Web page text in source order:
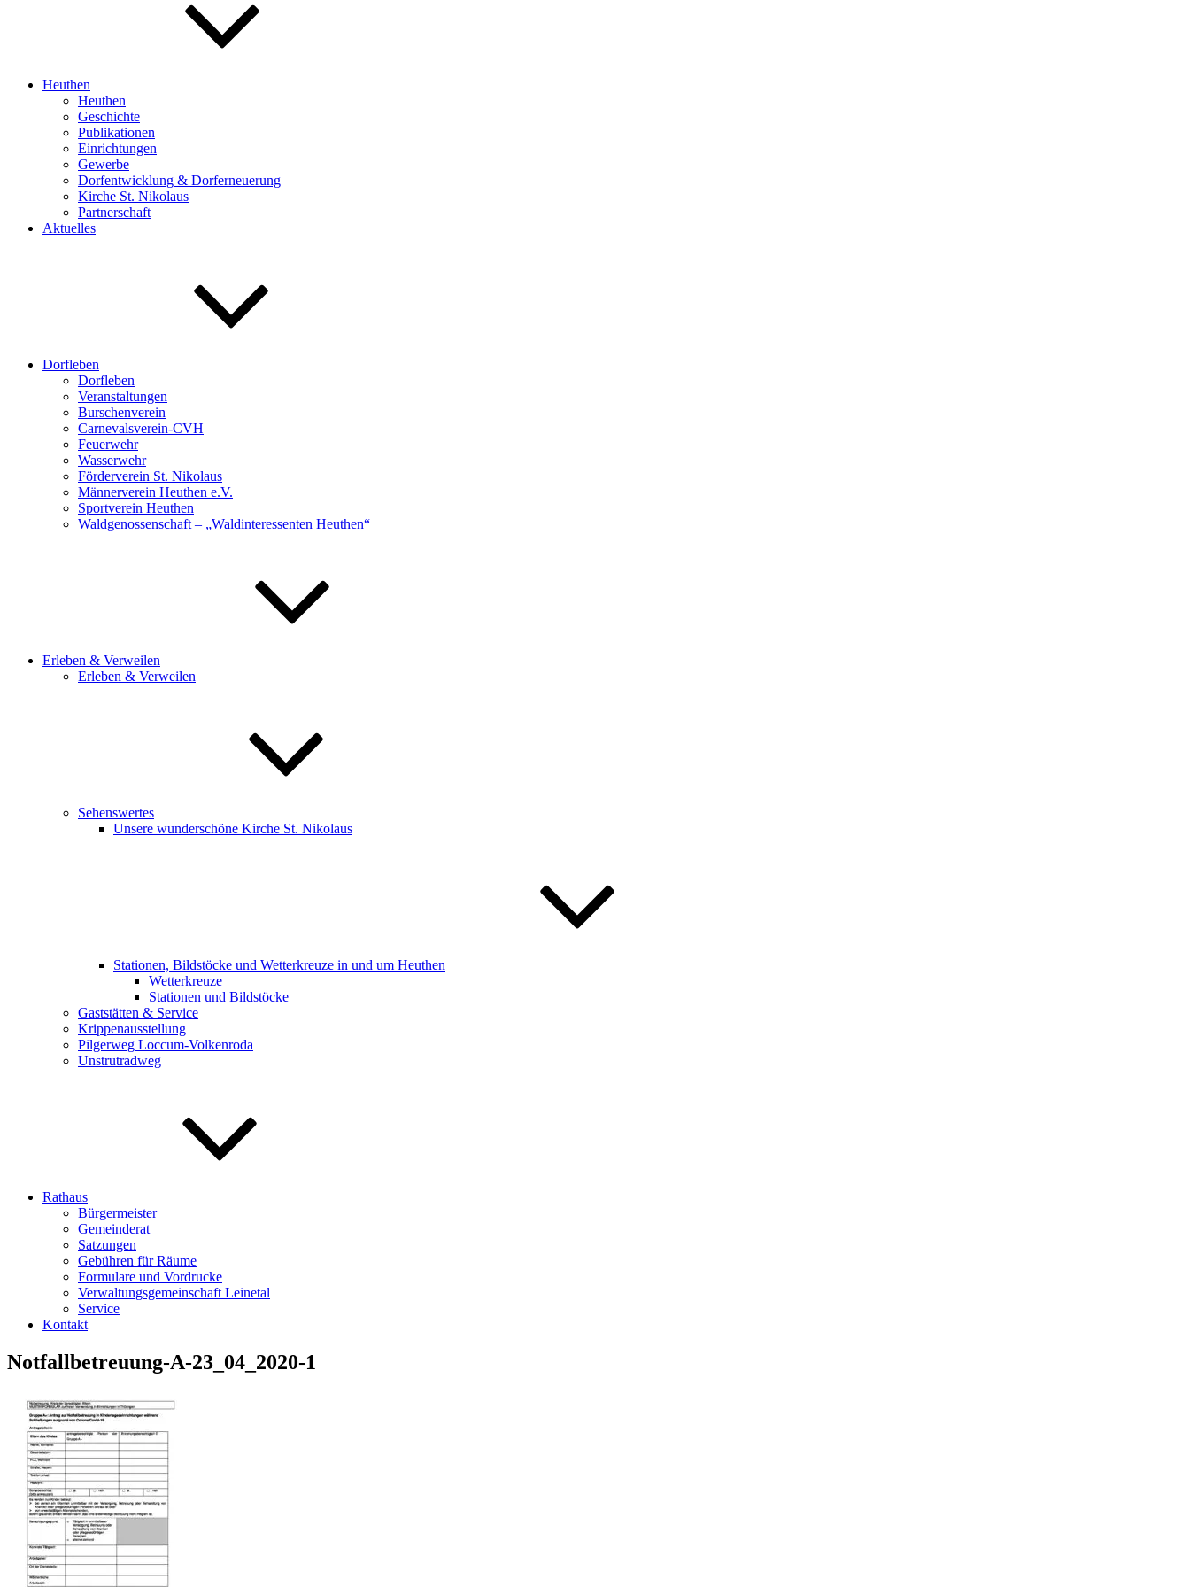
Heuthen
Heuthen
Geschichte
Publikationen
Einrichtungen
Gewerbe
Dorfentwicklung & Dorferneuerung
Kirche St. Nikolaus
Partnerschaft
Aktuelles
Dorfleben
Dorfleben
Veranstaltungen
Burschenverein
Carnevalsverein-CVH
Feuerwehr
Wasserwehr
Förderverein St. Nikolaus
Männerverein Heuthen e.V.
Sportverein Heuthen
Waldgenossenschaft – „Waldinteressenten Heuthen“
Erleben & Verweilen
Erleben & Verweilen
Sehenswertes
Unsere wunderschöne Kirche St. Nikolaus
Stationen, Bildstöcke und Wetterkreuze in und um Heuthen
Wetterkreuze
Stationen und Bildstöcke
Gaststätten & Service
Krippenausstellung
Pilgerweg Loccum-Volkenroda
Unstrutradweg
Rathaus
Bürgermeister
Gemeinderat
Satzungen
Gebühren für Räume
Formulare und Vordrucke
Verwaltungsgemeinschaft Leinetal
Service
Kontakt
Notfallbetreuung-A-23_04_2020-1